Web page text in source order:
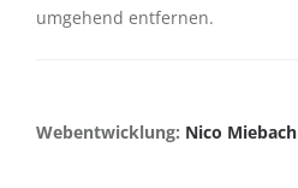
umgehend entfernen.
Webentwicklung: Nico Miebach